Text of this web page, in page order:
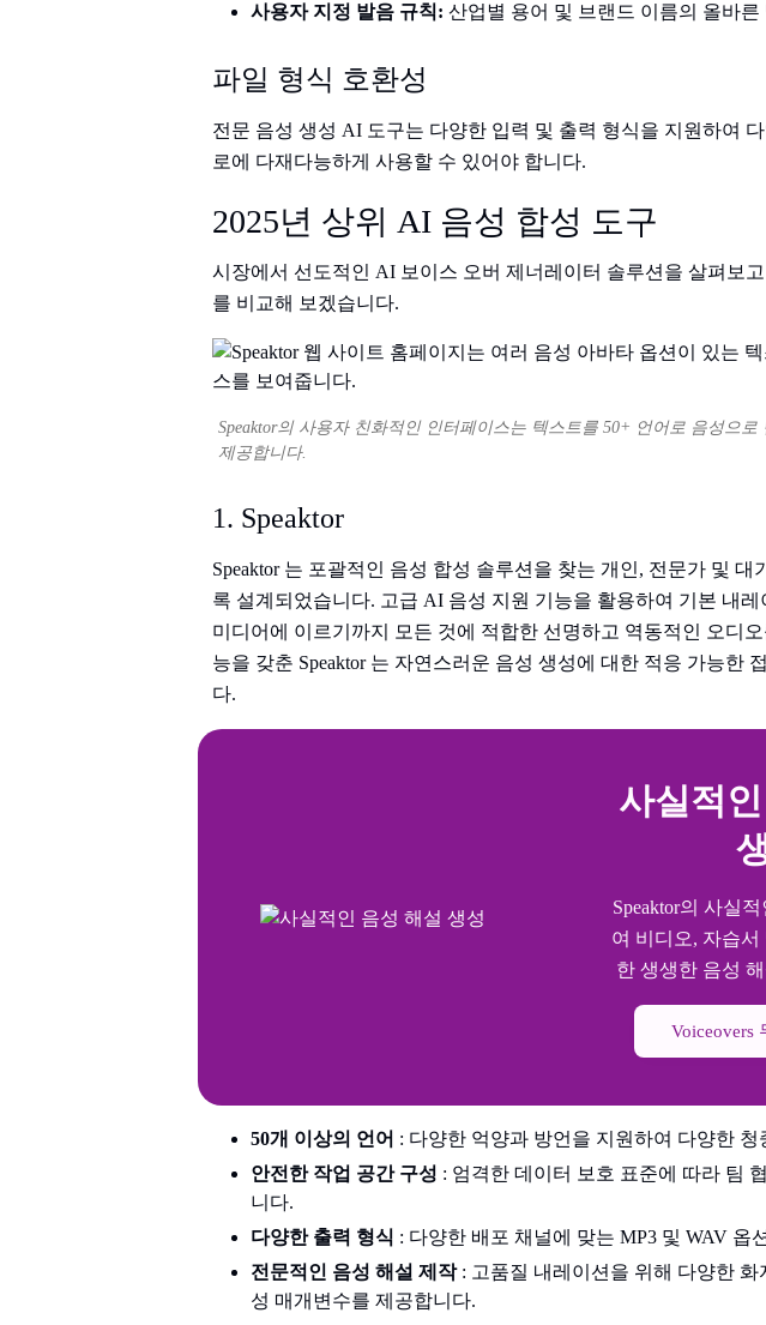
사용자 지정 발음 규칙: 산업별 용어 및 브랜드 이름의 올바
파일 형식 호환성
전문 음성 생성 AI 도구는 다양한 입력 및 출력 형식을 지원하여
로에 다재다능하게 사용할 수 있어야 합니다.
2025년 상위 AI 음성 합성 도구
시장에서 선도적인 AI 보이스 오버 제너레이터 솔루션을 살펴보
를 비교해 보겠습니다.
Speaktor의 사용자 친화적인 인터페이스는 텍스트를 50+ 언어로 음성으
제공합니다.
1. Speaktor
Speaktor 는 포괄적인 음성 합성 솔루션을 찾는 개인, 전문가 및 대
록 설계되었습니다. 고급 AI 음성 지원 기능을 활용하여 기본 내
미디어에 이르기까지 모든 것에 적합한 선명하고 역동적인 오디오
능을 갖춘 Speaktor 는 자연스러운 음성 생성에 대한 적응 가능한
다.
사실적
Speaktor의 사실
여 비디오, 자습서
한 생생한 음성
Voiceovers
50개 이상의 언어 : 다양한 억양과 방언을 지원하여 다양한
안전한 작업 공간 구성 : 엄격한 데이터 보호 표준에 따라 팀
니다.
다양한 출력 형식 : 다양한 배포 채널에 맞는 MP3 및 WAV 옵
전문적인 음성 해설 제작: 고품질 내레이션을 위해 다양한 화
성 매개변수를 제공합니다.